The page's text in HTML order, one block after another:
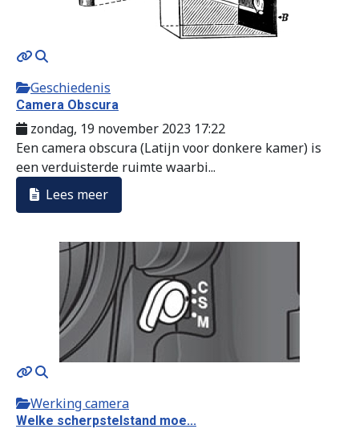
Geschiedenis
Camera Obscura
zondag, 19 november 2023 17:22
Een camera obscura (Latijn voor donkere kamer) is
een verduisterde ruimte waarbi...
Lees meer
Werking camera
Welke scherpstelstand moe...